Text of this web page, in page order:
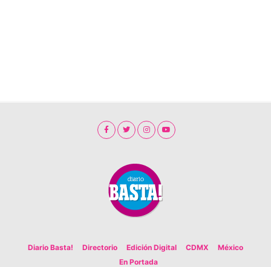
Diario Basta! Directorio Edición Digital CDMX
México
En Portada